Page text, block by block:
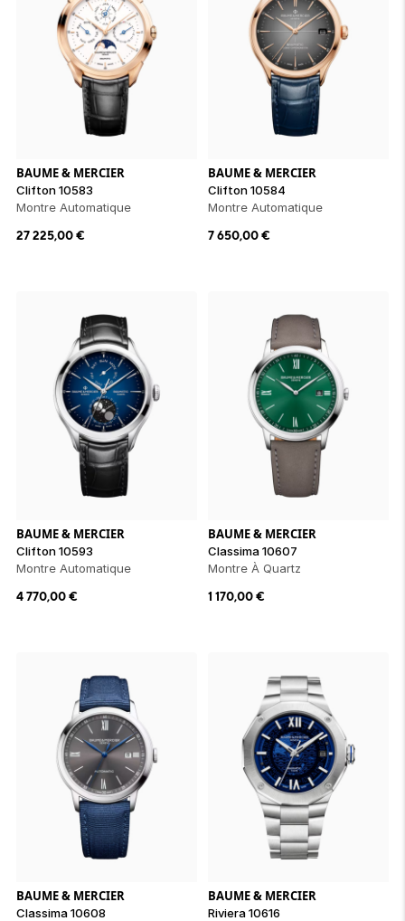
BAUME & MERCIER
Clifton 10583
Montre Automatique
27 225,00€
BAUME & MERCIER
Clifton 10584
Montre Automatique
7 650,00€
BAUME & MERCIER
Clifton 10593
Montre Automatique
4 770,00€
BAUME & MERCIER
Classima 10607
Montre À Quartz
1 170,00€
BAUME & MERCIER
Classima 10608
BAUME & MERCIER
Riviera 10616